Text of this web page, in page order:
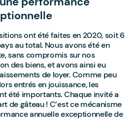
ont été faites en 2020, soit 6
au total. Nous avons été en
sans compromis sur nos
des biens, et avons ainsi eu
de loyer. Comme peu
entrés en jouissance, les
été importants. Chaque invité a
de gâteau ! C’est ce mécanisme
annuelle exceptionnelle de